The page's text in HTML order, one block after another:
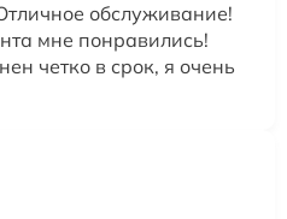
обслуживание!
мне понравились!
четко в срок, я очень